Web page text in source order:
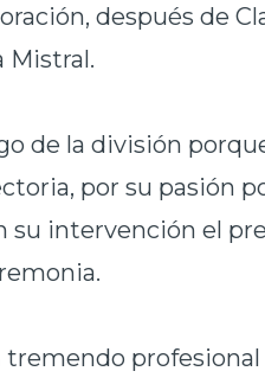
después de
Mistral.
de la división
por su pasión
su intervención el
tremendo